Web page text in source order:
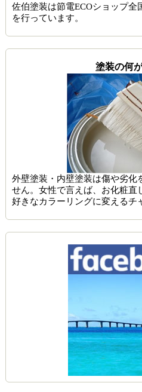
佐伯塗装は節電ECOショップ全
を行っています。
塗装の何
外壁塗装・内壁塗装は傷や劣化
せん。女性で言えば、お化粧直
好きなカラーリングに変えるチ